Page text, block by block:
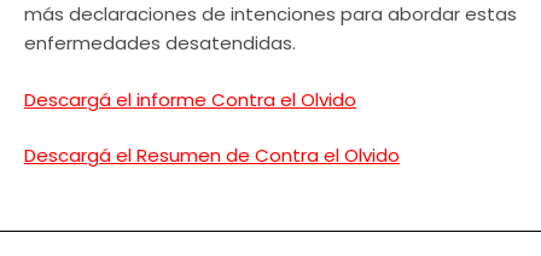
más declaraciones de intenciones para abordar estas
enfermedades desatendidas.
Descargá el informe Contra el Olvido
Descargá el Resumen de Contra el Olvido